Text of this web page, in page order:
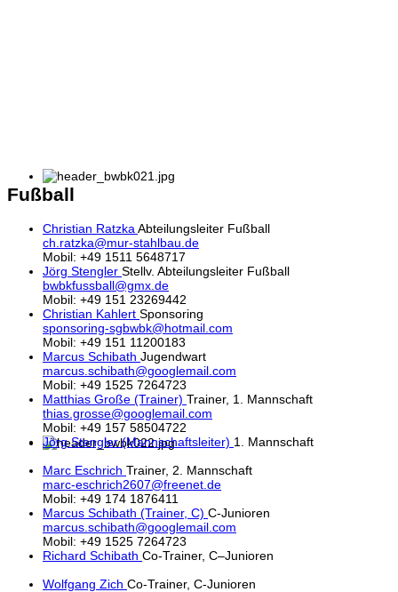
Fußball
Christian Ratzka Abteilungsleiter Fußball
ch.ratzka@mur-stahlbau.de
Mobil: +49 1511 5648717
Jörg Stengler Stellv. Abteilungsleiter Fußball
bwbkfussball@gmx.de
Mobil: +49 151 23269442
Christian Kahlert Sponsoring
sponsoring-sgbwbk@hotmail.com
Mobil: +49 151 11200183
Marcus Schibath Jugendwart
marcus.schibath@googlemail.com
Mobil: +49 1525 7264723
Matthias Große (Trainer) Trainer, 1. Mannschaft
thias.grosse@googlemail.com
Mobil: +49 157 58504722
Jörg Stengler (Mannschaftsleiter) 1. Mannschaft
Marc Eschrich Trainer, 2. Mannschaft
marc-eschrich2607@freenet.de
Mobil: +49 174 1876411
Marcus Schibath (Trainer, C) C-Junioren
marcus.schibath@googlemail.com
Mobil: +49 1525 7264723
Richard Schibath Co-Trainer, C–Junioren
Wolfgang Zich Co-Trainer, C-Junioren